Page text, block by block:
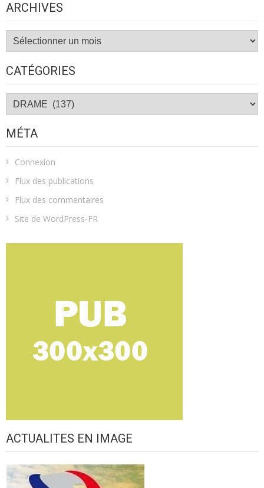
ARCHIVES
Archives
CATÉGORIES
Catégories
MÉTA
Connexion
Flux des publications
Flux des commentaires
Site de WordPress-FR
ACTUALITES EN IMAGE